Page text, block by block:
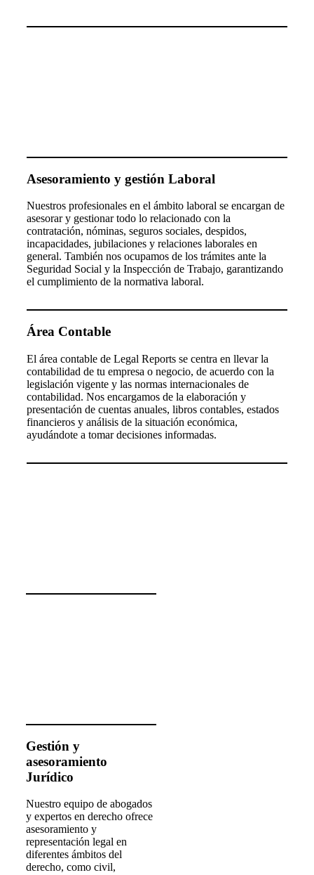
Asesoramiento y gestión Laboral
Nuestros profesionales en el ámbito laboral se encargan de
asesorar y gestionar todo lo relacionado con la
contratación, nóminas, seguros sociales, despidos,
incapacidades, jubilaciones y relaciones laborales en
general. También nos ocupamos de los trámites ante la
Seguridad Social y la Inspección de Trabajo, garantizando
el cumplimiento de la normativa laboral.
Área Contable
El área contable de Legal Reports se centra en llevar la
contabilidad de tu empresa o negocio, de acuerdo con la
legislación vigente y las normas internacionales de
contabilidad. Nos encargamos de la elaboración y
presentación de cuentas anuales, libros contables, estados
financieros y análisis de la situación económica,
ayudándote a tomar decisiones informadas.
Gestión y
asesoramiento
Jurídico
Nuestro equipo de abogados
y expertos en derecho ofrece
asesoramiento y
representación legal en
diferentes ámbitos del
derecho, como civil,